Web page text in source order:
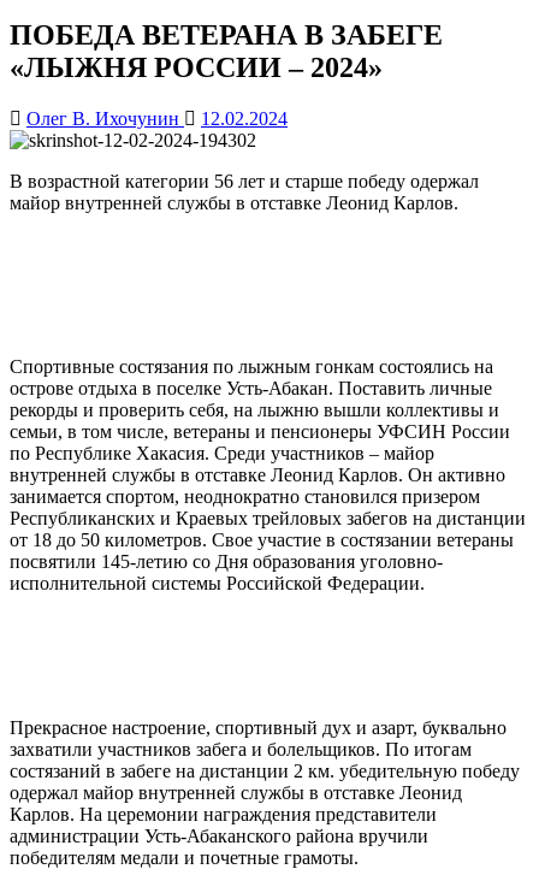
ПОБЕДА ВЕТЕРАНА В ЗАБЕГЕ
«ЛЫЖНЯ РОССИИ – 2024»
Олег В. Ихочунин 12.02.2024
В возрастной категории 56 лет и старше победу одержал
майор внутренней службы в отставке Леонид Карлов.
Спортивные состязания по лыжным гонкам состоялись на
острове отдыха в поселке Усть-Абакан. Поставить личные
рекорды и проверить себя, на лыжню вышли коллективы и
семьи, в том числе, ветераны и пенсионеры УФСИН России
по Республике Хакасия. Среди участников – майор
внутренней службы в отставке Леонид Карлов. Он активно
занимается спортом, неоднократно становился призером
Республиканских и Краевых трейловых забегов на дистанции
от 18 до 50 километров. Свое участие в состязании ветераны
посвятили 145-летию со Дня образования уголовно-
исполнительной системы Российской Федерации.
Прекрасное настроение, спортивный дух и азарт, буквально
захватили участников забега и болельщиков. По итогам
состязаний в забеге на дистанции 2 км. убедительную победу
одержал майор внутренней службы в отставке Леонид
Карлов. На церемонии награждения представители
администрации Усть-Абаканского района вручили
победителям медали и почетные грамоты.